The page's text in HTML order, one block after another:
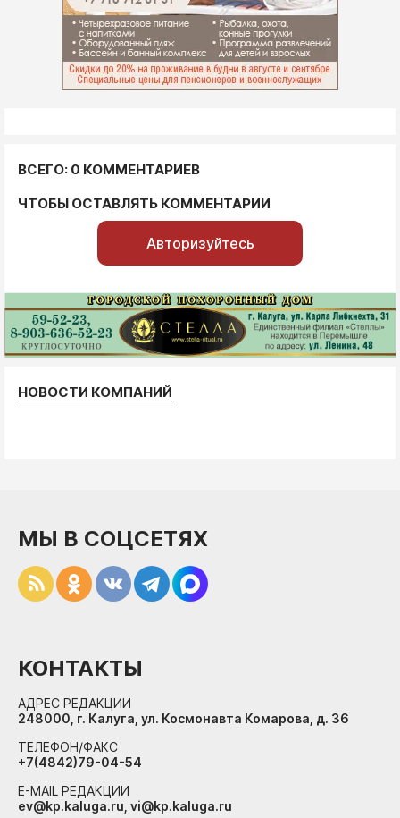
ВСЕГО: 0 КОММЕНТАРИЕВ
ЧТОБЫ ОСТАВЛЯТЬ КОММЕНТАРИИ
Авторизуйтесь
НОВОСТИ КОМПАНИЙ
МЫ В СОЦСЕТЯХ
КОНТАКТЫ
АДРЕС РЕДАКЦИИ
248000, г. Калуга, ул. Космонавта Комарова, д. 36
ТЕЛЕФОН/ФАКС
+7(4842)79-04-54
E-MAIL РЕДАКЦИИ
ev@kp.kaluga.ru, vi@kp.kaluga.ru